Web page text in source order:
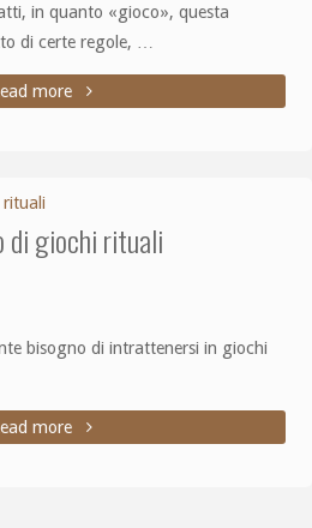
in quanto «gioco», questa
di certe regole, …
more
rituali
di giochi rituali
bisogno di intrattenersi in giochi
more